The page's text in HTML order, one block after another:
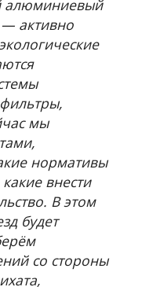
алюминиевый
— активно
мы
нормативы
внести
В этом
будет
со стороны